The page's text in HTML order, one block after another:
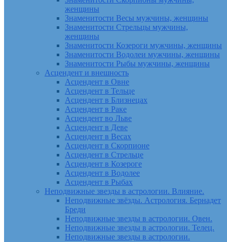
женщины
Знаменитости Весы мужчины, женщины
Знаменитости Стрельцы мужчины,
женщины
Знаменитости Козероги мужчины, женщины
Знаменитости Водолеи мужчины, женщины
Знаменитости Рыбы мужчины, женщины
Асцендент и внешность
Асцендент в Овне
Асцендент в Тельце
Асцендент в Близнецах
Асцендент в Раке
Асцендент во Льве
Асцендент в Деве
Асцендент в Весах
Асцендент в Скорпионе
Асцендент в Стрельце
Асцендент в Козероге
Асцендент в Водолее
Асцендент в Рыбах
Неподвижные звезды в астрологии. Влияние.
Неподвижные звёзды. Астрология. Бернадет
Бреди
Неподвижные звезды в астрологии. Овен.
Неподвижные звезды в астрологии. Телец.
Неподвижные звезды в астрологии.